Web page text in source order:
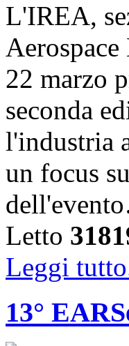
L'IREA,
22 marzo
seconda
l'industria
un focus
Letto
Leggi
13°